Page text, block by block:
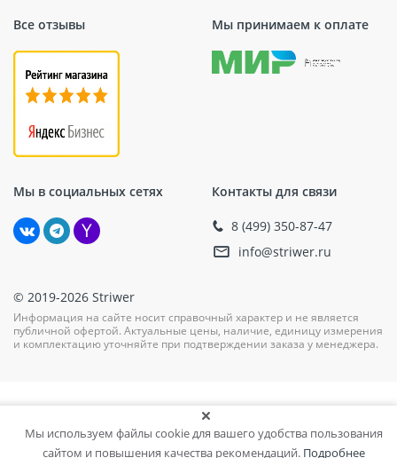
Все отзывы Мы принимаем к оплате
Мы в социальных сетях Контакты для связи
8 (499) 350-87-47
info@striwer.ru
© 2019-2026 Striwer
Информация на сайте носит справочный характер и не является
публичной офертой. Актуальные цены, наличие, единицу измерения
и комплектацию уточняйте при подтверждении заказа у менеджера.
Мы используем файлы cookie для вашего удобства пользования
сайтом и повышения качества рекомендаций. Подробнее